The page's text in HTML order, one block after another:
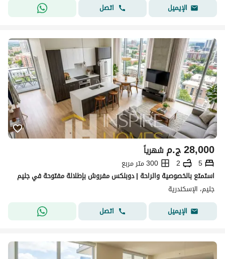
الإيميل
اتصل
ج.م28,000 شهرياً
5
2
300 متر مربع
استمتع بالخصوصية والراحة | دوبلكس مفروش بإطلالة مفتوحة في جليم
جليم، الإسكندرية
الإيميل
اتصل